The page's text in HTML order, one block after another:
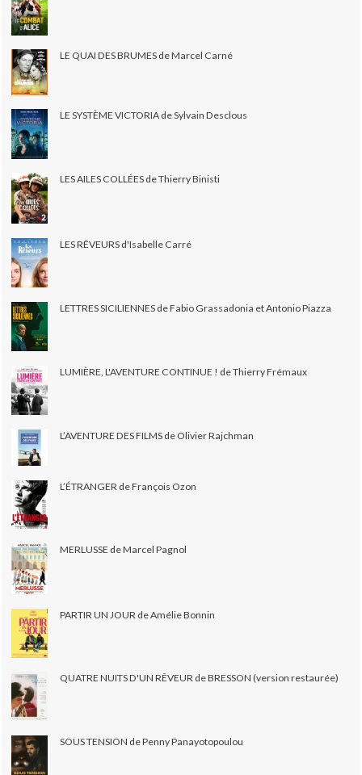
LE QUAI DES BRUMES de Marcel Carné
LE SYSTÈME VICTORIA de Sylvain Desclous
LES AILES COLLÉES de Thierry Binisti
LES RÊVEURS d'Isabelle Carré
LETTRES SICILIENNES de Fabio Grassadonia et Antonio Piazza
LUMIÈRE, L'AVENTURE CONTINUE ! de Thierry Frémaux
L’AVENTURE DES FILMS de Olivier Rajchman
L’ÉTRANGER de François Ozon
MERLUSSE de Marcel Pagnol
PARTIR UN JOUR de Amélie Bonnin
QUATRE NUITS D'UN RÊVEUR de BRESSON (version restaurée)
SOUS TENSION de Penny Panayotopoulou